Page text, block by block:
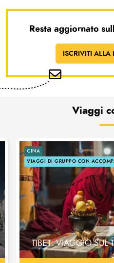
Resta aggiornato
ISCRIVITI ALLA
Viaggi
CINA
VIAGGI DI GRUPPO CON
TIBET: VIAGGIO SUL